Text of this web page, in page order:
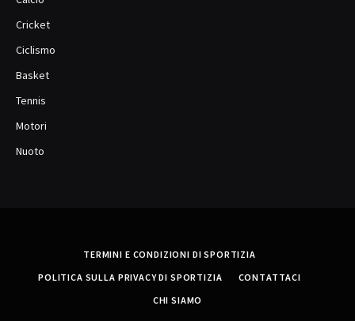
Cricket
Ciclismo
Basket
Tennis
Motori
Nuoto
TERMINI E CONDIZIONI DI SPORTIZIA
POLITICA SULLA PRIVACY DI SPORTIZIA
CONTATTACI
CHI SIAMO